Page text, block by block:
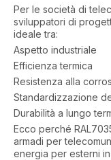
Per le società di
sviluppatori di
ideale tra:
Aspetto industriale
Efficienza termica
Resistenza alla
Standardizzazione
Durabilità a lungo
Ecco perché
armadi per
energia per esterni